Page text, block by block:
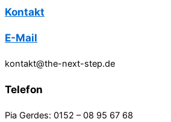
Kontakt
E-Mail
kontakt@the-next-step.de
Telefon
Pia Gerdes: 0152 – 08 95 67 68